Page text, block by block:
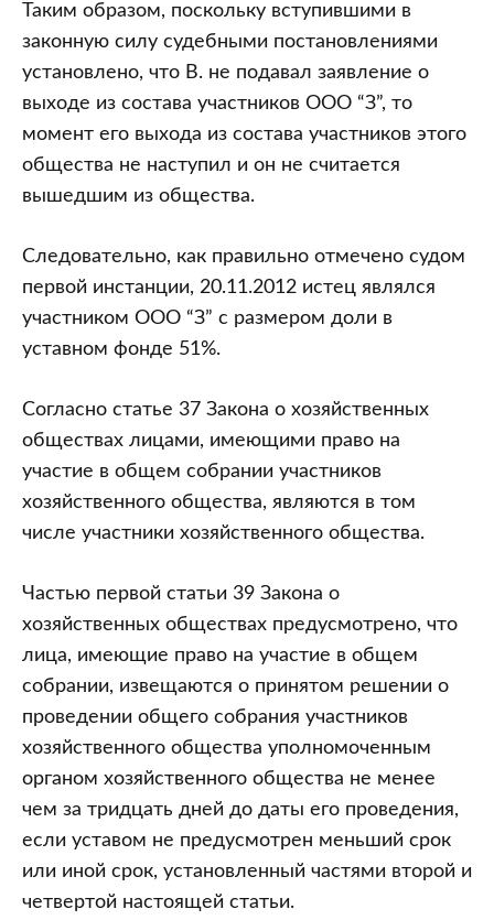
Таким образом, поскольку вступившими в
законную силу судебными постановлениями
установлено, что В. не подавал заявление о
выходе из состава участников ООО “З”, то
момент его выхода из состава участников этого
общества не наступил и он не считается
вышедшим из общества.
Следовательно, как правильно отмечено судом
первой инстанции, 20.11.2012 истец являлся
участником ООО “З” с размером доли в
уставном фонде 51%.
Согласно статье 37 Закона о хозяйственных
обществах лицами, имеющими право на
участие в общем собрании участников
хозяйственного общества, являются в том
числе участники хозяйственного общества.
Частью первой статьи 39 Закона о
хозяйственных обществах предусмотрено, что
лица, имеющие право на участие в общем
собрании, извещаются о принятом решении о
проведении общего собрания участников
хозяйственного общества уполномоченным
органом хозяйственного общества не менее
чем за тридцать дней до даты его проведения,
если уставом не предусмотрен меньший срок
или иной срок, установленный частями второй и
четвертой настоящей статьи.